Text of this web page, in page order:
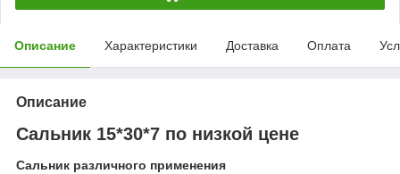
Описание Характеристики Доставка Оплата
Описание
Сальник 15*30*7 по низкой цене
Сальник различного применения